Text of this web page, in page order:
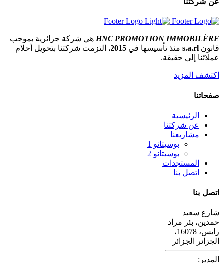
HNC PROMOTION IMMOBILÈRE هي شركة جزائرية بموجب
قانون s.a.rl منذ تأسيسها في 2015، التزمت شركتنا بتحويل أحلام
عملائنا إلى حقيقة.
اكتشف المزيد
صفحاتنا
الرئيسية
عن شركتنا
مشاريعنا
بوسيتانو 1
بوسيتانو 2
المستجدات
اتصل بنا
اتصل بنا
شارع سعيد
حمدين، بئر مراد
رايس، 16078،
الجزائر الجزائر
المدير: